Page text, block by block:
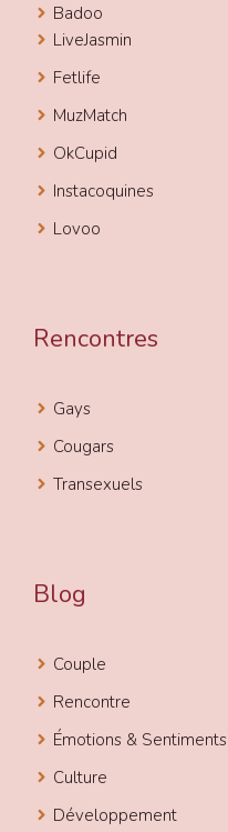
Badoo
LiveJasmin
Fetlife
MuzMatch
OkCupid
Instacoquines
Lovoo
Rencontres
Gays
Cougars
Transexuels
Blog
Couple
Rencontre
Émotions & Sentiments
Culture
Développement